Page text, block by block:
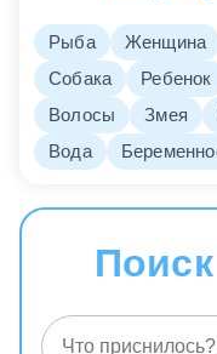
Рыба Женщина
Собака
Ребенок
Волосы
Змея
Вода